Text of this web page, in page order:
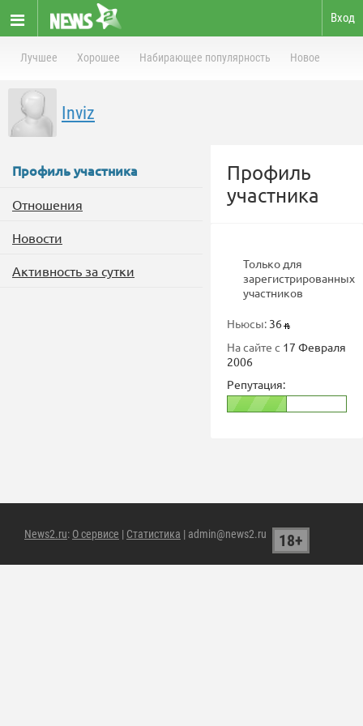
Вход
Лучшее Хорошее Набирающее популярность Новое
Inviz
Профиль участника
Отношения
Новости
Активность за сутки
Профиль
участника
Только для
зарегистрированных
участников
Ньюсы: 36
На сайте с 17 Февраля
2006
Репутация:
News2.ru: О сервисе | Статистика | admin@news2.ru 18+